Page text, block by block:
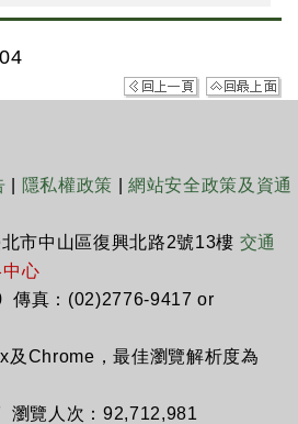
隱私權政策 |網站安全政策及資通
市中山區復興北路2號13樓 交通
心
傳真：(02)2776-9417 or
及Chrome，最佳瀏覽解析度為
瀏覽人次：92,712,981